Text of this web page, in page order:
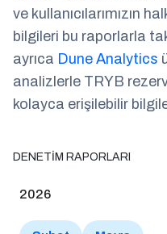
ve kullanıcılarımızın
bilgileri bu raporlarla
ayrıca Dune Analytics
analizlerle TRYB
kolayca erişilebilir
DENETİM RAPORLARI
2026